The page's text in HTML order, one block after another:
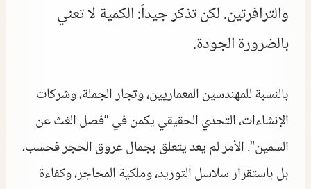
والترافرتين. لكن تذكر جيداً: الكمية لا تعني
بالضرورة الجودة.
بالنسبة للمهندسين المعماريين، وتجار الجملة، وشركات
الإنشاءات، التحدي الحقيقي يكمن في “فصل الغث عن
السمين”. الأمر لم يعد يتعلق بجمال عروق الحجر فحسب،
بل باستقرار سلاسل التوريد، وملكية المحاجر، وكفاءة